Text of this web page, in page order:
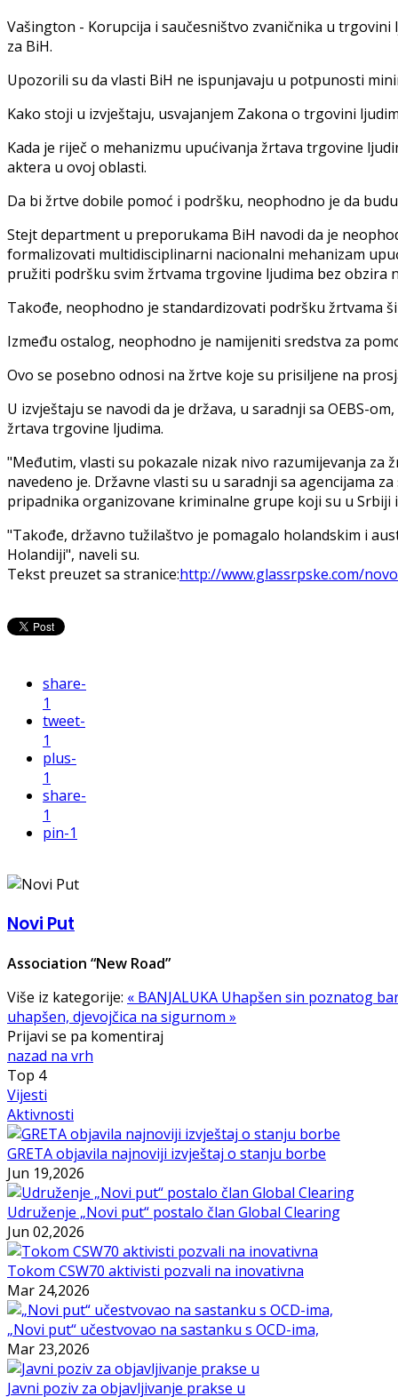
Vašington - Korupcija i saučesništvo zvaničnika u
za BiH.
Upozorili su da vlasti BiH ne ispunjavaju u potpunosti
Kako stoji u izvještaju, usvajanjem Zakona o trgovini
Kada je riječ o mehanizmu upućivanja žrtava trgovine
aktera u ovoj oblasti.
Da bi žrtve dobile pomoć i podršku, neophodno je da
Stejt department u preporukama BiH navodi da je
formalizovati multidisciplinarni nacionalni mehanizam
pružiti podršku svim žrtvama trgovine ljudima bez obzira
Takođe, neophodno je standardizovati podršku žrtvama
Između ostalog, neophodno je namijeniti sredstva za
Ovo se posebno odnosi na žrtve koje su prisiljene na
U izvještaju se navodi da je država, u saradnji sa OEBS-
žrtava trgovine ljudima.
"Međutim, vlasti su pokazale nizak nivo razumijevanja
navedeno je. Državne vlasti su u saradnji sa agencijama
pripadnika organizovane kriminalne grupe koji su u
"Takođe, državno tužilaštvo je pomagalo holandskim i
Holandiji", naveli su.
Tekst preuzet sa stranice:http://www.glassrpske.com/
share-
1
tweet-
1
plus-
1
share-
1
pin-1
Novi Put
Association “New Road”
Više iz kategorije: « BANJALUKA Uhapšen sin poznatog
uhapšen, djevojčica na sigurnom »
Prijavi se pa komentiraj
nazad na vrh
Top 4
Vijesti
Aktivnosti
GRETA objavila najnoviji izvještaj o stanju borbe
Jun 19,2026
Udruženje „Novi put“ postalo član Global Clearing
Jun 02,2026
Tokom CSW70 aktivisti pozvali na inovativna
Mar 24,2026
„Novi put“ učestvovao na sastanku s OCD-ima,
Mar 23,2026
Javni poziv za objavljivanje prakse u